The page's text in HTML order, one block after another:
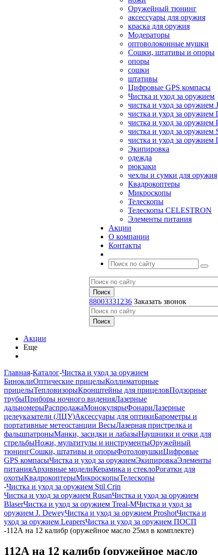
Оружейный тюнинг
аксессуары для оружия
краска для оружия
Модераторы
оптоволоконные мушки
Сошки, штативы и опоры
опоры
сошки
штативы
Цифровые GPS компасы
Чистка и уход за оружием
чистка и уход за оружием
чистка и уход за оружием
чистка и уход за оружием
чистка и уход за оружием
чистка и уход за
Экипировка
одежда
рюкзаки
чехлы и сумки для оружия
Квадрокоптеры
Микроскопы
Телескопы
Телескопы CELESTRON
Элементы питания
Акции
О компании
Контакты
88003331236 Заказать звонок
Акции
Еще
Главная-Каталог-Чистка и уход за оружием
БиноклиОптические прицелыКоллиматорные
прицелыТепловизорыКронштейны для прицеловПодзорные
трубыПриборы ночного виденияЛазерные
дальномерыРаспродажаМонокулярыФонариЛазерные
целеуказатели (ЛЦУ)Аксессуары для оптикиБарометры и
портативные метеостанции ВесыЛазерная пристрелка и
фальшпатроныМанки, засидки и лабазыНаушники и очки для
стрельбыНожи, мультитулы и инструментыОружейный
тюнингСошки, штативы и опорыФотоловушкиЦифровые
GPS компасыЧистка и уход за оружиемЭкипировкаЭлементы
питанияАрхивные моделиКерамика и стеклоРогатки для
охотыКвадрокоптерыМикроскопыТелескопы
-Чистка и уход за оружием Stil Crin
Чистка и уход за оружием RusanЧистка и уход за оружием
BlaserЧистка и уход за оружием Treal-MЧистка и уход за
оружием J. DeweyЧистка и уход за оружием ProshotЧистка и
уход за оружием LeapersЧистка и уход за оружием ПОСП
-112А на 12 калибр (оружейное масло 25мл в комплекте)
112А на 12 калибр (оружейное масло